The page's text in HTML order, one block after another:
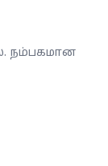
நம்பகமான